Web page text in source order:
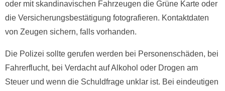
oder mit skandinavischen Fahrzeugen die Grüne Karte oder
die Versicherungsbestätigung fotografieren. Kontaktdaten
von Zeugen sichern, falls vorhanden.
Die Polizei sollte gerufen werden bei Personenschäden, bei
Fahrerflucht, bei Verdacht auf Alkohol oder Drogen am
Steuer und wenn die Schuldfrage unklar ist. Bei eindeutigen